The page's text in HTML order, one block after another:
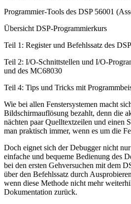
Programmier-Tools des DSP 56001
Übersicht DSP-Programmierkurs
Teil 1: Register und Befehlssatz des
Teil 2: I/O-Schnittstellen und I/O-
und des MC68030
Teil 4: Tips und Tricks mit
Wie bei allen Fenstersystemen macht
Bildschirmauflösung bezahlt, denn die
nächten paar Quelltextzeilen und einen
man praktisch immer, wenn es um die
Doch eignet sich der Debugger nicht
einfache und bequeme Bedienung des
bei den ersten Gehversuchen mit dem
über den Befehlssatz durch
wenn diese Methode nicht mehr
Dokumentation zurück.